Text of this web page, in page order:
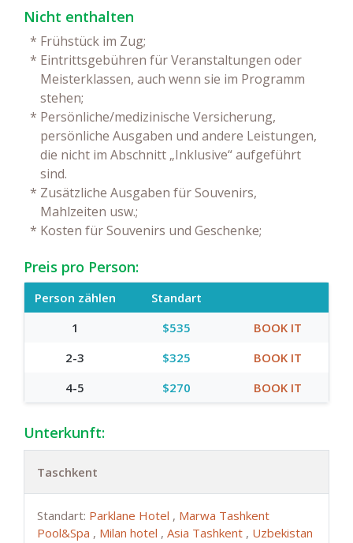
Nicht enthalten
* Frühstück im Zug;
* Eintrittsgebühren für Veranstaltungen oder
Meisterklassen, auch wenn sie im Programm
stehen;
* Persönliche/medizinische Versicherung,
persönliche Ausgaben und andere Leistungen,
die nicht im Abschnitt „Inklusive“ aufgeführt
sind.
* Zusätzliche Ausgaben für Souvenirs,
Mahlzeiten usw.;
* Kosten für Souvenirs und Geschenke;
Preis pro Person:
Person zählen
Standart
1
$535
BOOK IT
2-3
$325
BOOK IT
4-5
$270 BOOK IT
Unterkunft:
Taschkent
Standart: Parklane Hotel , Marwa Tashkent
Pool&Spa , Milan hotel , Asia Tashkent , Uzbekistan